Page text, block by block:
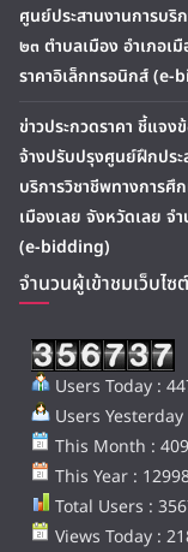
ศูนย์ประสานงานการบริ
๒๓ ตำบลเมือง อำเภอเ
ราคาอิเล็กทรอนิกส์ (e-
ข่าวประกวดราคา ชี้แจง
จ้างปรับปรุงศูนย์ฝึกปร
บริการวิชาชีพทางการศึ
เมืองเลย จังหวัดเลย จ
(e-bidding)
จำนวนผู้เข้าชมเว็บไซต์
Users Today :
Users
This Month :
This Year :
Total Users :
Views Today :